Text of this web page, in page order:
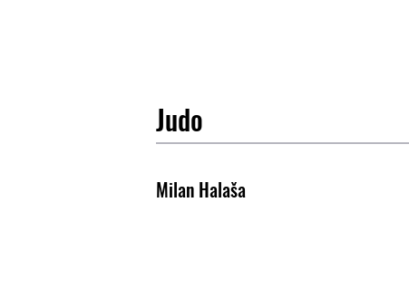
Milan Halaša
Judo